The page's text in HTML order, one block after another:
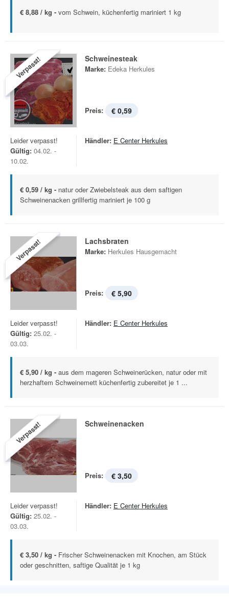
€ 8,88 / kg - vom Schwein, küchenfertig mariniert 1 kg
Verpasst! Schweinesteak
Marke: Edeka Herkules
Preis: € 0,59
Leider verpasst!
Gültig: 04.02. -
10.02.
Händler: E Center Herkules
€ 0,59 / kg - natur oder Zwiebelsteak aus dem saftigen
Schweinenacken grillfertig mariniert je 100 g
Verpasst! Lachsbraten
Marke: Herkules Hausgemacht
Preis: € 5,90
Leider verpasst!
Gültig: 25.02. -
03.03.
Händler: E Center Herkules
€ 5,90 / kg - aus dem mageren Schweinerücken, natur oder mit
herzhaftem Schweinemett küchenfertig zubereitet je 1 ...
Verpasst! Schweinenacken
Preis: € 3,50
Leider verpasst!
Gültig: 25.02. -
03.03.
Händler: E Center Herkules
€ 3,50 / kg - Frischer Schweinenacken mit Knochen, am Stück
oder geschnitten, saftige Qualität je 1 kg